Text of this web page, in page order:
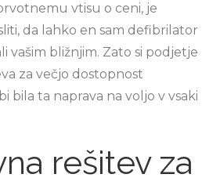
vtisu o ceni, je
da lahko en sam defibrilator
vašim bližnjim. Zato si podjetje
za večjo dostopnost
bila ta naprava na voljo v vsaki
rešitev za